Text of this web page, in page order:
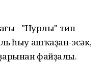
- "Нурлы" тип
һыу ашҡаҙан-эсәк,
файҙалы.